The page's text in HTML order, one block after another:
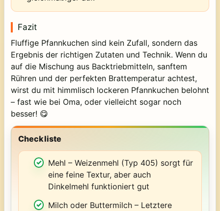
Fazit
Fluffige Pfannkuchen sind kein Zufall, sondern das
Ergebnis der richtigen Zutaten und Technik. Wenn du
auf die Mischung aus Backtriebmitteln, sanftem
Rühren und der perfekten Brattemperatur achtest,
wirst du mit himmlisch lockeren Pfannkuchen belohnt
– fast wie bei Oma, oder vielleicht sogar noch
besser! 😋
Checkliste
Mehl – Weizenmehl (Typ 405) sorgt für
eine feine Textur, aber auch
Dinkelmehl funktioniert gut
Milch oder Buttermilch – Letztere